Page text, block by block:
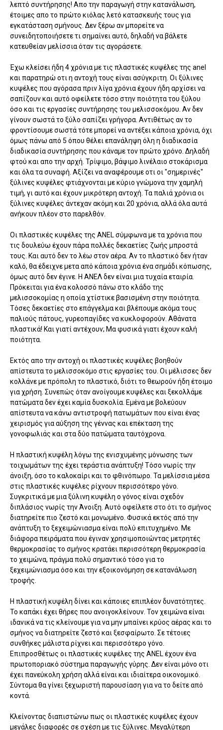
λεπτό συντήρησης! Απο την παραγωγή στην κατανάλωση,
έτοιμες απο το πρώτο κιόλας λετό κατασκευής τους για
εγκατάσταση σμήνους. Δεν ξέρω αν μπορείτε να
συνειδητοποιήσετε τι σημαίνει αυτό, δηλαδή να βάλετε
κατευθείαν μελίσσια όταν τις αγοράσετε.
Έχω κλείσει ήδη 4 χρόνια με τις πλαστικές κυψέλες της anel
και παρατηρώ οτι η αντοχή τους είναι ασύγκριτη. Οι ξύλινες
κυψέλες που αγόρασα πριν λίγα χρόνια έχουν ήδη αρχίσει να
σαπίζουν και αυτό οφείλετε τόσο στην ποιότητα του ξύλου
όσο και τις εργασίες συντήρησης του μελισσοκόμου. Αν δεν
γίνουν σωστά το ξύλο σαπίζει γρήγορα. Αντιθέτως αν το
φροντίσουμε σωστά τότε μπορεί να αντέξει κάποια χρόνια, όχι
όμως πάνω από 5 όπου θέλει επανάληψη όλη η διαδικασία
διαδικασία συντήρησης που κάναμε τον πρώτο χρόνο. Δηλαδή
φτού και απο την αρχή. Τρίψιμο, βάψιμο λινέλαιο στοκάρισμα
και όλα τα συναφή. Αξίζει να αναφέρουμε οτι οι "σημερινές"
ξύλινες κυψέλες φτιάχνονται με κύριο γνώμονα την χαμηλή
τιμή, γι αυτό και έχουν μικρότερη αντοχή. Τα παλιά χρόνια οι
ξύλινες κυψέλες άντεχαν ακόμη και 20 χρόνια, αλλά όλα αυτά
ανήκουν πλέον στο παρελθόν.
Οι πλαστικές κυψέλες της ANEL σύμφωνα με τα χρόνια που
τις δουλεύω έχουν πάρα πολλές δεκαετίες ζωής μπροστά
τους. Και αυτό δεν το λέω στον αέρα. Αν το πλαστικό δεν ήταν
καλό, θα έδειχνε μετα από κάποια χρόνια ένα σημάδι κόπωσης,
όμως αυτό δεν έγινε. Η ΑΝΕΛ δεν είναι μια τυχαία εταιρία.
Πρόκειται για ένα κολοσσό πάνω στο κλάδο της
μελισσοκομίας η οποία χτίστικε βασισμένη στην ποιότητα.
Τόσες δεκαετίες στο επάγγελμα και βλέπουμε ακόμα τους
παλιούς πάτους, γυρεοπαγίδες να κυκλοφορούν. Αθάνατα
πλαστικά! Και γιατί αντέχουν; Μα φυσικά γιατι έχουν καλή
ποιότητα.
Εκτός απο την αντοχή οι πλαστικές κυψέλες βοηθούν
απίστευτα το μελισσοκόμο στις εργασίες του. Οι μέλισσες δεν
κολλάνε με πρόπολη το πλαστικό, διότι το θεωρούν ήδη έτοιμο
για χρήση. Συνεπώς όταν ανοίγουμε κυψέλες και ξεκολλάμε
πατώματα δεν έχει καμία δυσκολία. Εμένα με βολεύουν
απίστευτα να κάνω αντιστροφή πατωμάτων που είναι ένας
χειρισμός για αύξηση της γέννας και επέκταση της
γονοφωλιάς και στα δύο πατώματα ταυτόχρονα.
Η πλαστική κυψέλη λόγω της ενισχυμένης μόνωσης των
τοιχωμάτων της έχει τεράστια ανάπτυξη! Τόσο νωρίς την
άνοιξη, όσο το καλοκαίρι και το φθινόπωρο. Τα μελίσσια μέσα
στις πλαστικές κυψέλες ρίχνουν περισσότερο γόνο.
Συγκριτικά με μια ξύλινη κυψέλη ο γόνος είναι σχεδόν
διπλάσιος νωρίς την Άνοιξη. Αυτό οφείλετε στο ότι το σμήνος
διατηρείτε πιο ζεστό και μονωμένο. Φυσικά εκτός από την
ανάπτυξη το ξεχειμώνιασμα είναι πολύ επιτυχημένο. Με
διάφορα πειράματα που έγιναν χρησιμοποιώντας μετρητές
θερμοκρασίας το σμήνος κρατάει περισσότερη θερμοκρασία
το χειμώνα, πράγμα πολύ σημαντικό τόσο για το
ξεχειμώνιασμα όσο και την εξοικονόμηση σε κατανάλωση
τροφής.
Η πλαστική κυψέλη δίνει και κάποιες επιπλέον δυνατότητες.
Το καπάκι έχει θήρες που ανοιγοκλείνουν. Τον χειμώνα είναι
ιδανικά να τις κλείνουμε για να μην μπαίνει κρύος αέρας και το
σμήνος να διατηρείτε ζεστό και ξεσφαίρωτο. Σε τέτοιες
συνθήκες μάλιστα ρίχνει και περισσότερο γόνο.
Επιπροσθέτως οι πλαστικές κυψέλες της ANEL έχουν ένα
πρωτοποριακό σύστημα παραγωγής γύρης. Δεν είναι μόνο οτι
έχει πανεύκολη χρήση αλλά είναι και ιδιαίτερα οικονομικό.
Σύντομα θα γίνει ξεχωριστή παρουσίαση για να το δείτε από
κοντά.
Κλείνοντας διαπιστώνω πως οι πλαστικές κυψέλες έχουν
μεγάλες διαφορές σε σχέση με τις ξύλινες. Μεγαλύτερη